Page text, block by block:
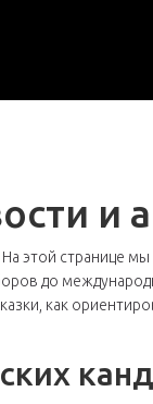
и
этой странице
до
как